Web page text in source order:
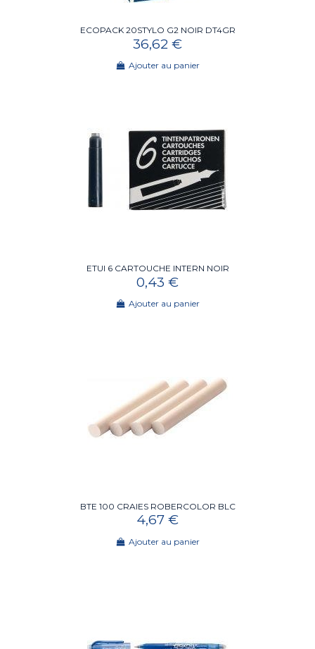
ECOPACK 20STYLO G2 NOIR DT4GR
36,62 €
Ajouter au panier
ETUI 6 CARTOUCHE INTERN NOIR
0,43 €
Ajouter au panier
BTE 100 CRAIES ROBERCOLOR BLC
4,67 €
Ajouter au panier